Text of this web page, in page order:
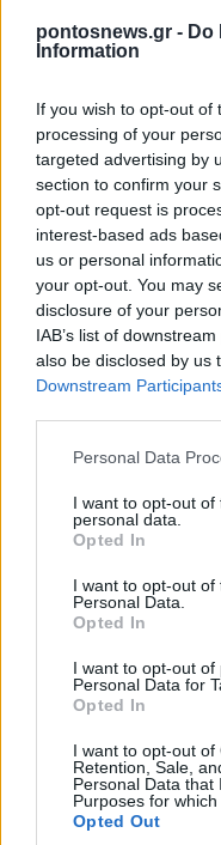
pontosnews.gr - Do
Information
If you wish to opt-out of
processing of your
targeted advertising by
section to confirm your
opt-out request is
interest-based ads
us or personal
your opt-out. You may
disclosure of your
IAB’s list of
also be disclosed by us
Downstream
Please note that this
not limited to your visit
grant or deny consent
use your data for
consent section.
Personal Data
I want to opt-out
personal data.
Opted In
I want to opt-out of
Personal Data.
Opted In
I want to opt-out of
Personal Data for
Opted In
I want to opt-out of
Retention, Sale,
Personal Data that
Purposes for which
Opted Out
ΕΛΛΑΔΑ
Θεσσαλονίκη:
μεταφέρθηκε το
Κυριακίδη
5/08/2026 - 11:29μμ
ΕΛΛΑΔΑ
Πυροσβεστική: